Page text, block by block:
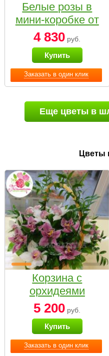
Заказать в один клик
Белые розы в
мини-коробке от
Bella Fiori
4 830 руб.
Купить
Еще цветы в
Цветы
Заказать в один клик
Корзина с
орхидеями
малая
5 200 руб.
Купить